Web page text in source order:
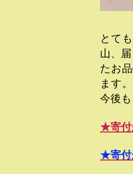
とて
山、
たお
ます。
今後
★寄付
★寄付